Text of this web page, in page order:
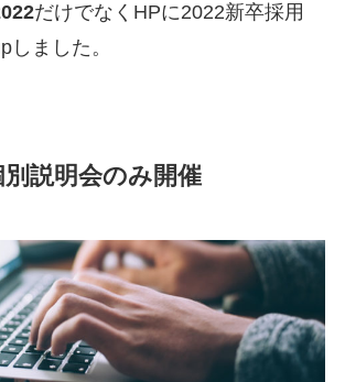
だけでなくHPに2022新卒採用
ました。
説明会のみ開催